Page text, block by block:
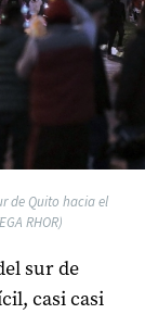
de Quito hacia el
RHOR)
sur de
casi casi